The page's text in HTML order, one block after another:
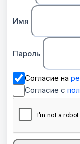
Имя
Пароль
Согласие на
Согласие с